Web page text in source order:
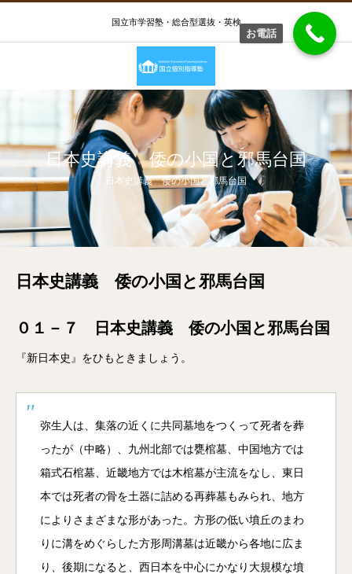
国立市学習塾・総合型選抜・英検
日本史講義 倭の小国と邪馬台国
日本史講義 倭の小国と邪馬台国
日本史講義 倭の小国と邪馬台国
０１－７ 日本史講義 倭の小国と邪馬台国
『新日本史』をひもときましょう。
弥生人は、集落の近くに共同墓地をつくって死者を葬
ったが（中略）、九州北部では甕棺墓、中国地方では
箱式石棺墓、近畿地方では木棺墓が主流をなし、東日
本では死者の骨を土器に詰める再葬墓もみられ、地方
によりさまざまな形があった。方形の低い墳丘のまわ
りに溝をめぐらした方形周溝墓は近畿から各地に広ま
り、後期になると、西日本を中心にかなり大規模な墳
お電話